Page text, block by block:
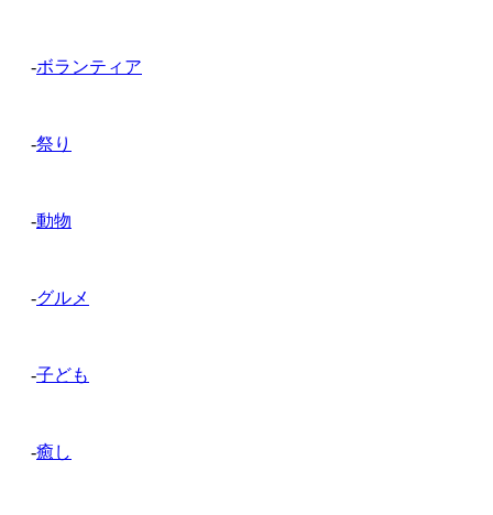
-ボランティア
-祭り
-動物
-グルメ
-子ども
-癒し